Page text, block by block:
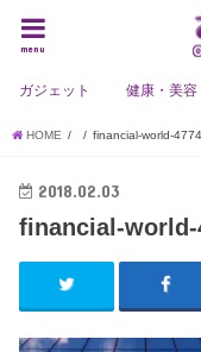
menu
ガジェット 健康・美容
HOME financial-world-
2018.02.03
financial-world-